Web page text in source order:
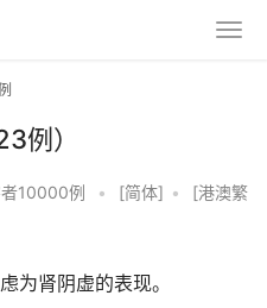
例）
10000例 • [简体] •
[港澳繁
为肾阴虚的表现。